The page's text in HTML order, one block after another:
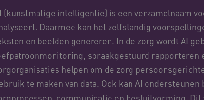
(kunstmatige intelligentie) is een verzamelnaam
Daarmee kan het zelfstandig
en beelden genereren. In de zorg wordt AI
spraakgestuurd rapporteren
helpen om de zorg
te maken van data. Ook kan AI ondersteunen
communicatie en besluitvorming. Dit